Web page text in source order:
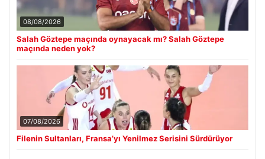
08/08/2026
Salah Göztepe maçında oynayacak mı? Salah Göztepe
maçında neden yok?
07/08/2026
Filenin Sultanları, Fransa’yı Yenilmez Serisini Sürdürüyor